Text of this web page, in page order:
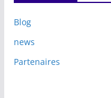
Blog
news
Partenaires